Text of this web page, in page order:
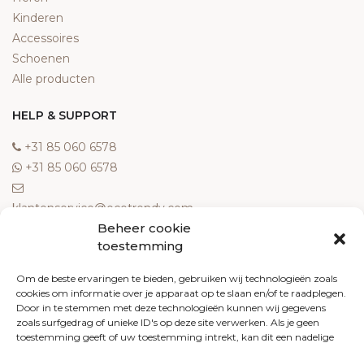
Beheer cookie
toestemming
Om de beste ervaringen te bieden, gebruiken wij technologieën zoals
cookies om informatie over je apparaat op te slaan en/of te raadplegen.
Door in te stemmen met deze technologieën kunnen wij gegevens
zoals surfgedrag of unieke ID's op deze site verwerken. Als je geen
toestemming geeft of uw toestemming intrekt, kan dit een nadelige
Kinderen
Accessoires
Schoenen
Alle producten
HELP & SUPPORT
‎+31 85 060 6578
‎+31 85 060 6578
klantenservice@ecotrendy.com
Meest gestelde vragen
Contact
Algemene voorwaarden
Retourneren